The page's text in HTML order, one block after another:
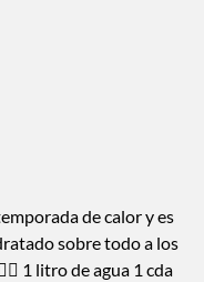
de calor y es
sobre todo a los
1 litro de agua 1 cda